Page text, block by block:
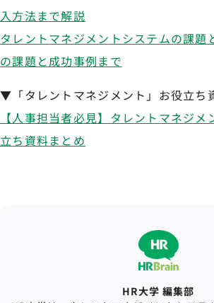
入方法まで解説
タレントマネジメントシステムの課題
の課題と成功事例まで
▼「タレントマネジメント」お役立ち
【人事担当者必見】タレントマネジ
立ち資料まとめ
HR大学 編集部